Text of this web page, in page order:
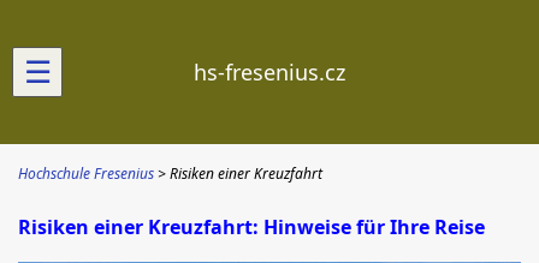
☰ hs-fresenius.cz
Hochschule Fresenius Risiken einer Kreuzfahrt
Risiken einer Kreuzfahrt: Hinweise für Ihre Reise